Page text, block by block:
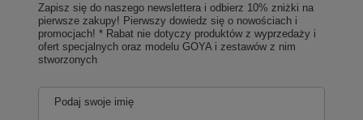
Zapisz się do naszego newslettera i odbierz 10% zniżki na
pierwsze zakupy! Pierwszy dowiedz się o nowościach i
promocjach! * Rabat nie dotyczy produktów z wyprzedaży i
ofert specjalnych oraz modelu GOYA i zestawów z nim
stworzonych
Podaj swoje imię